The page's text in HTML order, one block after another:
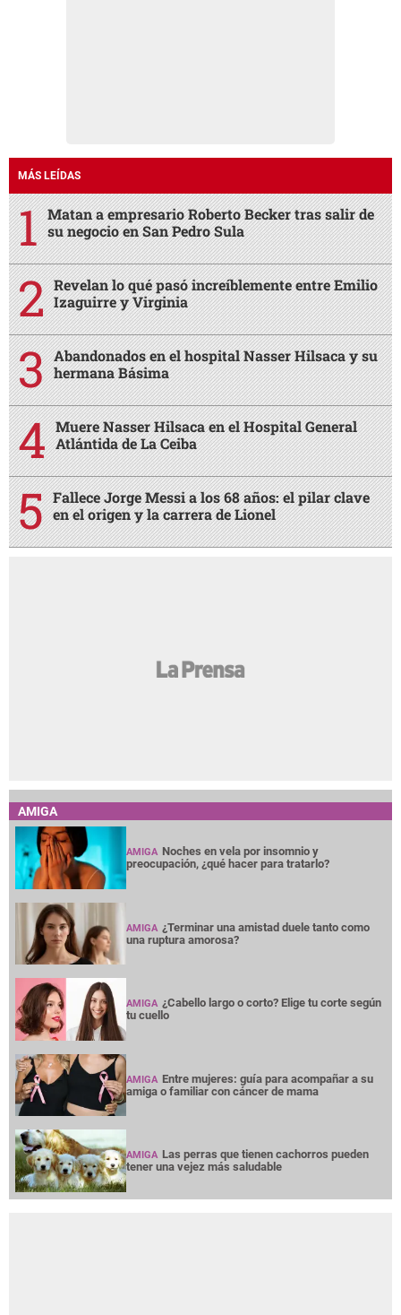
MÁS LEÍDAS
Matan a empresario Roberto Becker tras salir de
su negocio en San Pedro Sula
Revelan lo qué pasó increíblemente entre Emilio
Izaguirre y Virginia
Abandonados en el hospital Nasser Hilsaca y su
hermana Básima
Muere Nasser Hilsaca en el Hospital General
Atlántida de La Ceiba
Fallece Jorge Messi a los 68 años: el pilar clave
en el origen y la carrera de Lionel
AMIGA
AMIGA Noches en vela por insomnio y
preocupación, ¿qué hacer para tratarlo?
AMIGA ¿Terminar una amistad duele tanto como
una ruptura amorosa?
AMIGA ¿Cabello largo o corto? Elige tu corte según
tu cuello
AMIGA Entre mujeres: guía para acompañar a su
amiga o familiar con cáncer de mama
AMIGA Las perras que tienen cachorros pueden
tener una vejez más saludable